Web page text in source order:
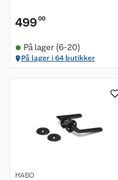
49900
På lager (6-20)
På lager i 64 butikker
HABO